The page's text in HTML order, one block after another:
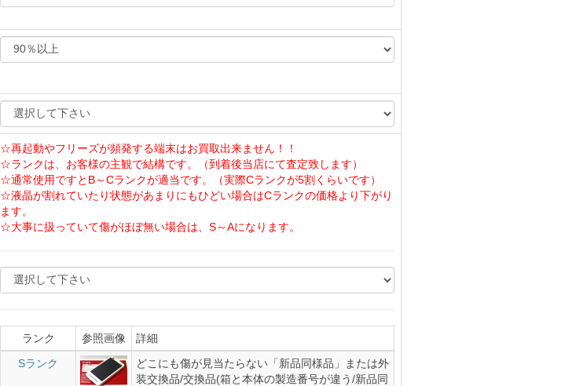
☆再起動やフリーズが頻発する端末はお買取出来ません！！
☆ランクは、お客様の主観で結構です。（到着後当店にて査定致します）
☆通常使用ですとB～Cランクが適当です。（実際Cランクが5割くらいです）
☆液晶が割れていたり状態があまりにもひどい場合はCランクの価格より下がり
ます。
☆大事に扱っていて傷がほぼ無い場合は、S～Aになります。
ランク 参照画像
詳細
Sランク
どこにも傷が見当たらない「新品同様品」または外
装交換品/交換品(箱と本体の製造番号が違う/新品同